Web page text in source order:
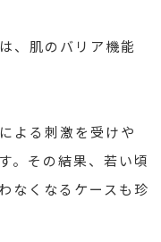
、肌のバリア機能
よる刺激を受けや
。その結果、若い頃
なくなるケースも珍